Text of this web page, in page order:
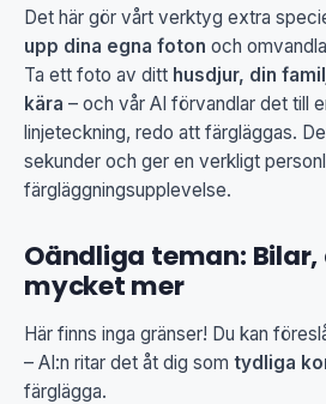
Det här gör vårt verktyg extra
upp dina egna foton och
Ta ett foto av ditt husdjur, din
kära – och vår AI förvandlar det till
linjeteckning, redo att färgläggas.
sekunder och ger en verkligt
färgläggningsupplevelse.
Oändliga teman:
mycket mer
Här finns inga gränser! Du kan
– AI:n ritar det åt dig som tydliga
färglägga.